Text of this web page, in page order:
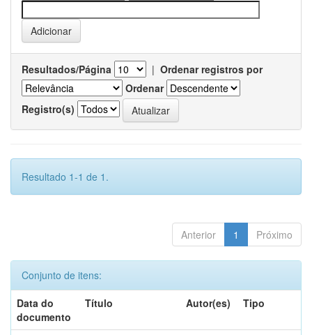
Resultados/Página | Ordenar registros por
Ordenar
Registro(s)
Resultado 1-1 de 1.
Anterior 1 Próximo
Conjunto de itens:
Data do
documento
Título Autor(es) Tipo